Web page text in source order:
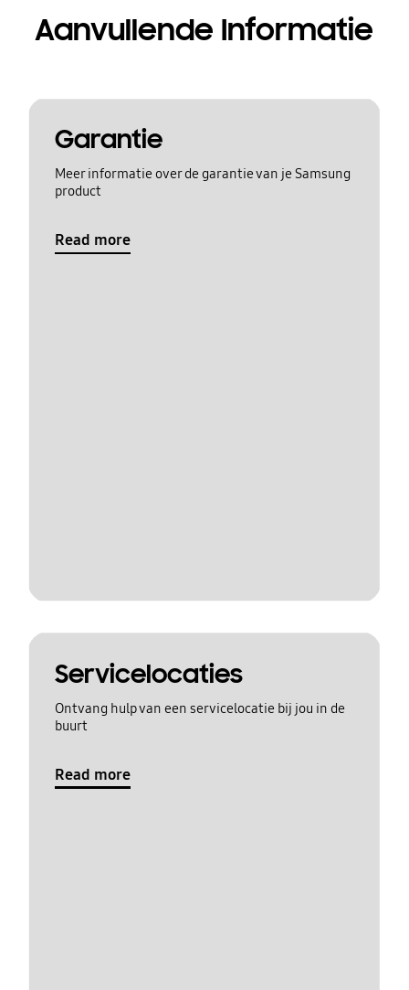
Aanvullende Informatie
Garantie
Meer informatie over de garantie van je Samsung
product
Read more
Servicelocaties
Ontvang hulp van een servicelocatie bij jou in de
buurt
Read more